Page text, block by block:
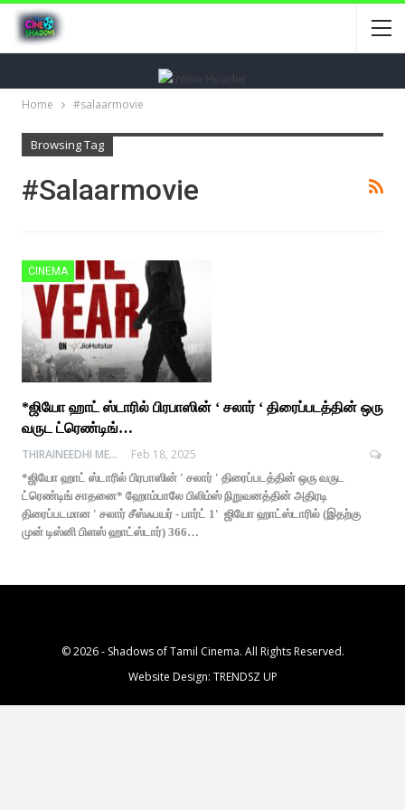
Home #salaarmovie
Browsing Tag
#salaarmovie
CINEMA
*ஜியோ ஹாட் ஸ்டாரில் பிரபாஸின் ‘ சலார் ‘ திரைப்படத்தின் ஒரு
வருட ட்ரெண்டிங்…
THIRAINEEDHI MEDIA
Feb 18, 2025
*ஜியோ ஹாட் ஸ்டாரில் பிரபாஸின் ' சலார் ' திரைப்படத்தின் ஒரு வருட
ட்ரெண்டிங் சாதனை* ஹோம்பாலே பிலிம்ஸ் நிறுவனத்தின் அதிரடி
திரைப்படமான ' சலார் சீஸ்ஃபயர் - பார்ட் 1' ஜியோ ஹாட்ஸ்டாரில் (இதற்கு
முன் டிஸ்னி பிளஸ் ஹாட்ஸ்டார்) 366…
© 2026 - Shadows of Tamil Cinema. All Rights Reserved.
Website Design: TRENDSZ UP